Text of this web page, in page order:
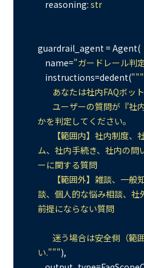
    reasoning:
str
guardrail_agent = Agent(
    name=
"ガードレール判
    instructions=dedent(
かを判定してください。
ム、社内手続き、社内の問
ーに関する質問
談、個人的な悩み相談、
前提にならない質問
い."""),